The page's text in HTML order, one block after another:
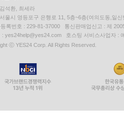
석환, 최세라
울시 영등포구 은행로 11, 5층~6층(여의도동,일신
등록번호 : 229-81-37000 통신판매업신고 : 제
: yes24help@yes24.com 호스팅 서비스사업자 :
ⓒ YES24 Corp. All Rights Reserved.